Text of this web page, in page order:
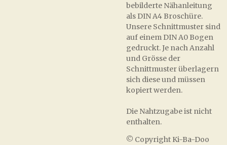
bebilderte Nähanleitung
als DIN A4 Broschüre.
Unsere Schnittmuster sind
auf einem DIN A0 Bogen
gedruckt. Je nach Anzahl
und Grösse der
Schnittmuster überlagern
sich diese und müssen
kopiert werden.
Die Nahtzugabe ist nicht
enthalten.
© Copyright Ki-Ba-Doo